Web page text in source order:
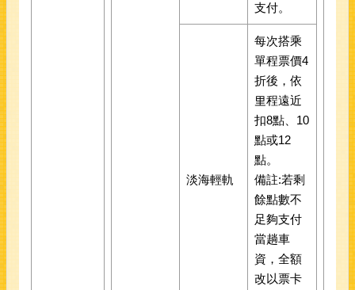
支付。
淡海輕軌
每次搭乘
單程票價4
折後，依
里程遠近
扣8點、10
點或12
點。
備註:若剩
餘點數不
足夠支付
當趟車
資，全額
改以票卡